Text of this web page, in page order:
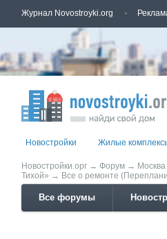
Журнал Novostroyki.org
Новостройки Жилые
Новостройки.орг → Форум → Москва
Тихой» → Все о ремонте
Все форумы